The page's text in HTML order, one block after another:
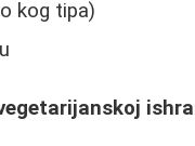
kog tipa)